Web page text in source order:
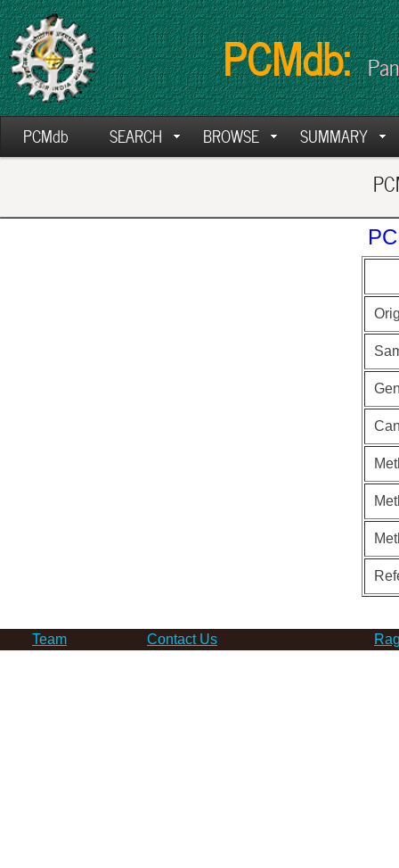
PCMdb:
PCMdb SEARCH BROWSE SUMMARY
Team Contact Us